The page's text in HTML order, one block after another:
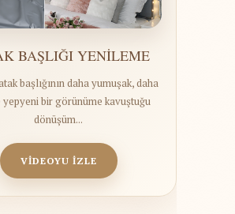
BAŞLIĞI YENİLEME
başlığının daha yumuşak, daha
bir görünüme kavuştuğu
dönüşüm...
VİDEOYU İZLE